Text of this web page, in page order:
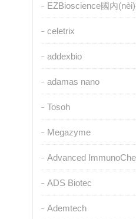
celetrix
addexbio
adamas nano
Tosoh
Megazyme
Advanced
ADS Biotec
Ademtech